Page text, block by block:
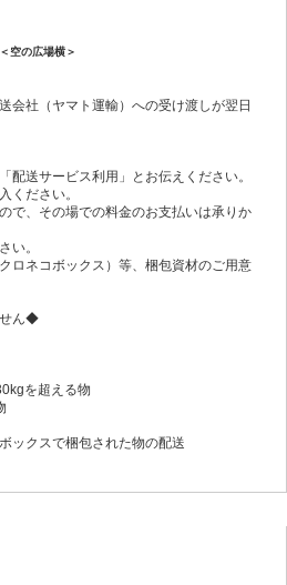
＜空の広場横＞
会社（ヤマト運輸）への受け渡しが翌日
配送サービス利用」とお伝えください。
ください。
で、その場での料金のお支払いは承りか
い。
ロネコボックス）等、梱包資材のご用意
せん◆
を超える物
ックスで梱包された物の配送